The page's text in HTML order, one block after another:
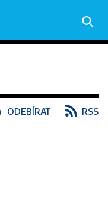
ODEBÍRAT RSS